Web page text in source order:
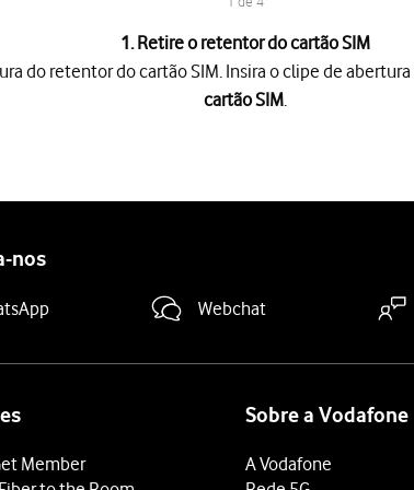
1. Retire o retentor do cartão SIM
do retentor do cartão SIM. Insira o clipe de abertura
cartão SIM
nos
Webchat
Member
Sobre a Vodafone
A Vodafone